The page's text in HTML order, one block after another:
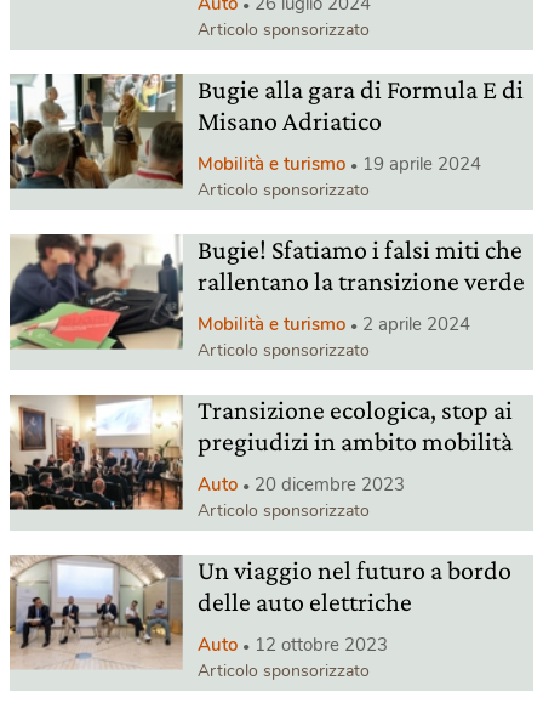
Articolo sponsorizzato
Bugie alla gara di Formula E di
Misano Adriatico
Mobilità e turismo 19 aprile 2024
Articolo sponsorizzato
Bugie! Sfatiamo i falsi miti che
rallentano la transizione verde
Mobilità e turismo 2 aprile 2024
Articolo sponsorizzato
Transizione ecologica, stop ai
pregiudizi in ambito mobilità
Auto 20 dicembre 2023
Articolo sponsorizzato
Un viaggio nel futuro a bordo
delle auto elettriche
Auto 12 ottobre 2023
Articolo sponsorizzato